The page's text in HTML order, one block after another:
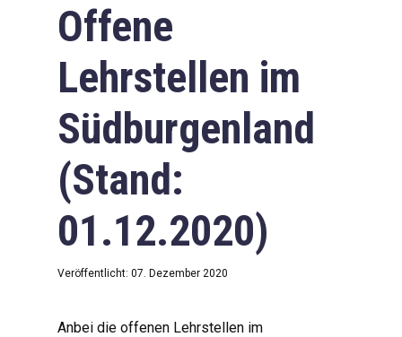
Offene
Lehrstellen im
Südburgenland
(Stand:
01.12.2020)
Veröffentlicht: 07. Dezember 2020
Anbei die offenen Lehrstellen im